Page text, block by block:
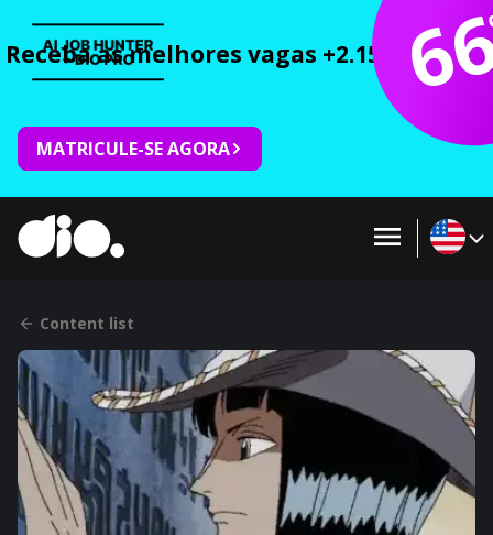
Receba as melhores vagas +2.150 cursos
MATRICULE-SE AGORA
Content list